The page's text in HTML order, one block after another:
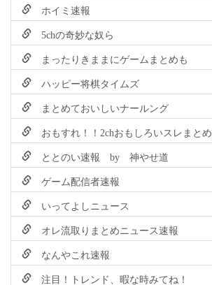
ホイミ速報
5chの奇妙な奴ら
まったりきままにゲームまとめも
ハッピー将棋タイムズ
まとめておいしいナールング
おもすれ！！2chおもしろいスレまとめ
ととのい速報 by 神やせ道
ゲーム配信者速報
いってよしニュース
オレ流取りまとめニュース速報
なんやこれ速報
注目！トレンド、暇な時みてね！